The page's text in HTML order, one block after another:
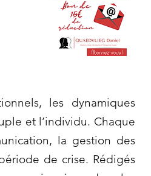
les dynamiques
et l’individu. Chaque
la gestion des
de crise. Rédigés